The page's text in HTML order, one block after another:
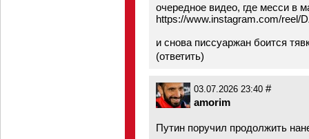
очередное видео, где месси в
https://www.instagram.com/reel/
и снова писсуаржан боится
(ответить)
03.07.2026 23:40 #
amorim
Путин поручил продолжить